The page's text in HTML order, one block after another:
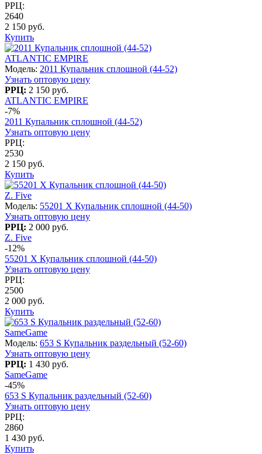
РРЦ:
2640
2 150 руб.
Купить
ATLANTIC EMPIRE
Модель: 2011 Купальник сплошной (44-52)
Узнать оптовую цену
РРЦ: 2 150 руб.
ATLANTIC EMPIRE
-7%
2011 Купальник сплошной (44-52)
Узнать оптовую цену
РРЦ:
2530
2 150 руб.
Купить
Z. Five
Модель: 55201 X Купальник сплошной (44-50)
Узнать оптовую цену
РРЦ: 2 000 руб.
Z. Five
-12%
55201 X Купальник сплошной (44-50)
Узнать оптовую цену
РРЦ:
2500
2 000 руб.
Купить
SameGame
Модель: 653 S Купальник раздельный (52-60)
Узнать оптовую цену
РРЦ: 1 430 руб.
SameGame
-45%
653 S Купальник раздельный (52-60)
Узнать оптовую цену
РРЦ:
2860
1 430 руб.
Купить